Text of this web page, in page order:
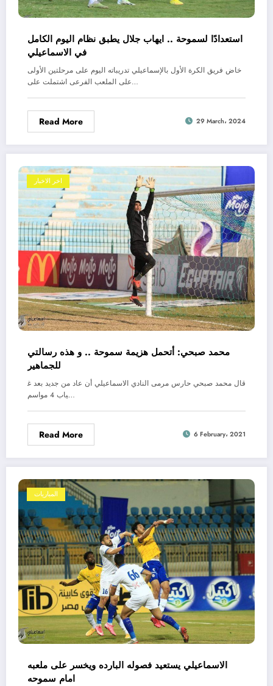
استعدادًا لسموحة .. ايهاب جلال يطبق نظام اليوم الكامل
في الاسماعيلي
خاض فريق الكرة الأول بالإسماعيلي تدريباته اليوم على مرحلتين الأولى
على الملعب الفرعى اشتملت على…
Read More 29 March، 2024
اخر الاخبار
محمد صبحي: أتحمل هزيمة سموحة .. و هذه رسالتي
للجماهير
قال محمد صبحي حارس مرمى النادي الاسماعيلي أن عاد من جديد بعد غ
ياب 4 مواسم…
Read More 6 February، 2021
المباريات
الاسماعيلي يستعيد فصوله البارده ويخسر على ملعبه
امام سموحه